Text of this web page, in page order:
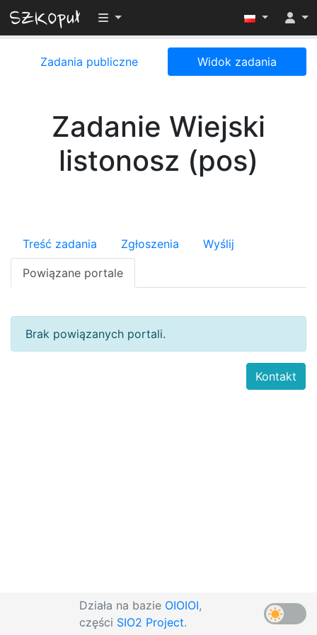
Przełącz widoczność menu
Zadania publiczne Widok zadania
Zadanie Wiejski
listonosz (pos)
Treść zadania Zgłoszenia Wyślij
Powiązane portale
Brak powiązanych portali.
Działa na bazie OIOIOI,
części SIO2 Project.
Kontakt